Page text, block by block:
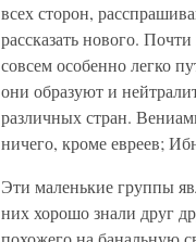
всех сторон,
рассказать нового.
совсем особенно легко
они образуют и
различных стран.
ничего, кроме евреев;
Эти маленькие группы
них хорошо знали друг